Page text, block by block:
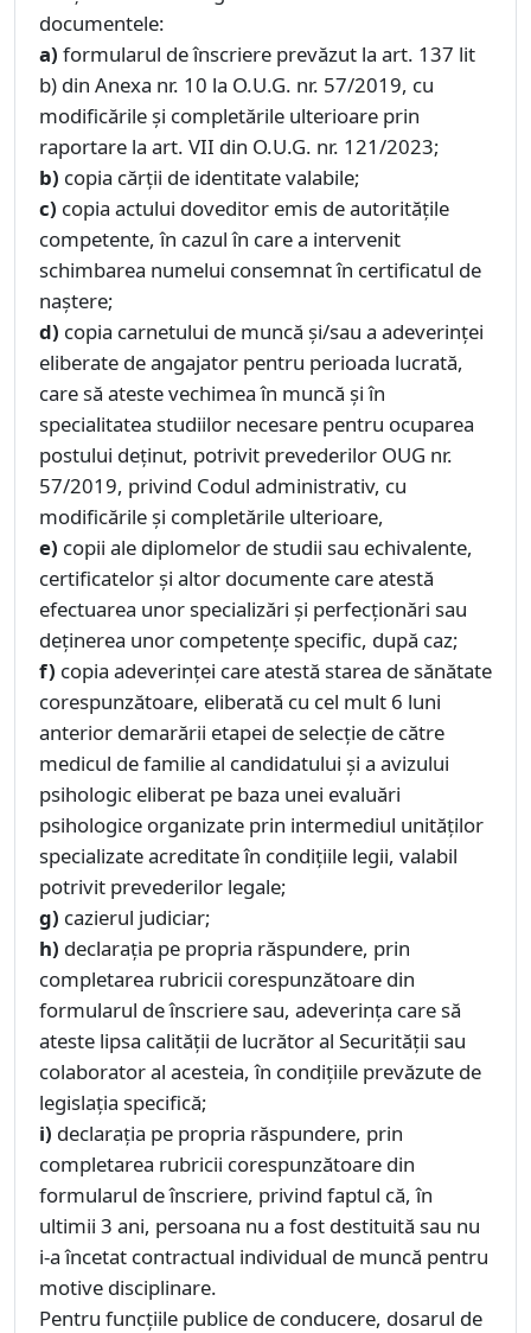
documentele:
a) formularul de înscriere prevăzut la art. 137 lit
b) din Anexa nr. 10 la O.U.G. nr. 57/2019, cu
modificările și completările ulterioare prin
raportare la art. VII din O.U.G. nr. 121/2023;
b) copia cărții de identitate valabile;
c) copia actului doveditor emis de autoritățile
competente, în cazul în care a intervenit
schimbarea numelui consemnat în certificatul de
naștere;
d) copia carnetului de muncă şi/sau a adeverinţei
eliberate de angajator pentru perioada lucrată,
care să ateste vechimea în muncă şi în
specialitatea studiilor necesare pentru ocuparea
postului deținut, potrivit prevederilor OUG nr.
57/2019, privind Codul administrativ, cu
modificările şi completările ulterioare,
e) copii ale diplomelor de studii sau echivalente,
certificatelor și altor documente care atestă
efectuarea unor specializări și perfecționări sau
deținerea unor competențe specific, după caz;
f) copia adeverinţei care atestă starea de sănătate
corespunzătoare, eliberată cu cel mult 6 luni
anterior demarării etapei de selecție de către
medicul de familie al candidatului și a avizului
psihologic eliberat pe baza unei evaluări
psihologice organizate prin intermediul unităților
specializate acreditate în condițiile legii, valabil
potrivit prevederilor legale;
g) cazierul judiciar;
h) declaraţia pe propria răspundere, prin
completarea rubricii corespunzătoare din
formularul de înscriere sau, adeverinţa care să
ateste lipsa calităţii de lucrător al Securităţii sau
colaborator al acesteia, în condițiile prevăzute de
legislația specifică;
i) declarația pe propria răspundere, prin
completarea rubricii corespunzătoare din
formularul de înscriere, privind faptul că, în
ultimii 3 ani, persoana nu a fost destituită sau nu
i-a încetat contractual individual de muncă pentru
motive disciplinare.
Pentru funcțiile publice de conducere, dosarul de